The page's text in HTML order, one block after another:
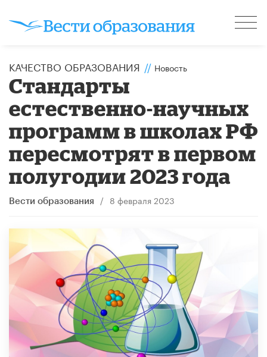
КАЧЕСТВО ОБРАЗОВАНИЯ // Новость
Стандарты
естественно-научных
программ в школах РФ
пересмотрят в первом
полугодии 2023 года
Вести образования / 8 февраля 2023